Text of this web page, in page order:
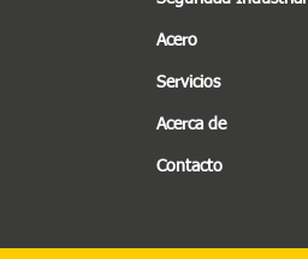
Acero
Servicios
Acerca de
Contacto